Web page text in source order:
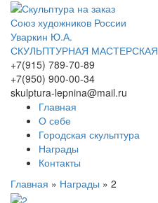
Союз художников России
Уваркин Ю.А.
СКУЛЬПТУРНАЯ МАСТЕРСКАЯ
+7(915) 789-70-89
+7(950) 900-00-34
skulptura-lepnina@mail.ru
Главная
О себе
Городская скульптура
Награды
Контакты
Главная » Награды » 2